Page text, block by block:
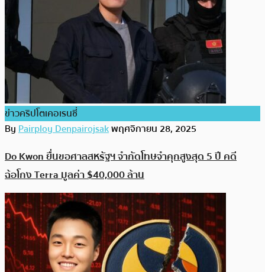
ข่าวคริปโตเคอเรนซี่
ByPairploy Denpairojsakพฤศจิกายน 28, 2025
Do Kwon ยื่นขอศาลสหรัฐฯ จำกัดโทษจำคุกสูงสุด 5 ปี คดี
ฉ้อโกง Terra มูลค่า $40,000 ล้าน